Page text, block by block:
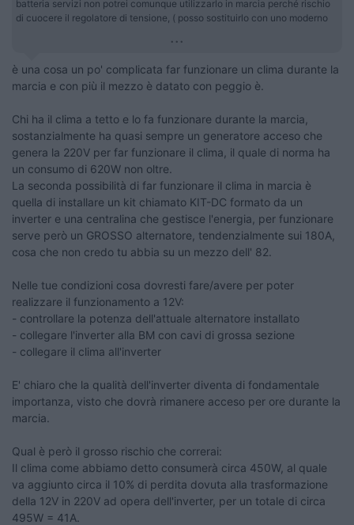
batteria servizi non potrei comunque utilizzarlo in marcia perché rischio
di cuocere il regolatore di tensione, ( posso sostituirlo con uno moderno
...
è una cosa un po' complicata far funzionare un clima durante la
marcia e con più il mezzo è datato con peggio è.
Chi ha il clima a tetto e lo fa funzionare durante la marcia,
sostanzialmente ha quasi sempre un generatore acceso che
genera la 220V per far funzionare il clima, il quale di norma ha
un consumo di 620W non oltre.
La seconda possibilità di far funzionare il clima in marcia è
quella di installare un kit chiamato KIT-DC formato da un
inverter e una centralina che gestisce l'energia, per funzionare
serve però un GROSSO alternatore, tendenzialmente sui 180A,
cosa che non credo tu abbia su un mezzo dell' 82.
Nelle tue condizioni cosa dovresti fare/avere per poter
realizzare il funzionamento a 12V:
- controllare la potenza dell'attuale alternatore installato
- collegare l'inverter alla BM con cavi di grossa sezione
- collegare il clima all'inverter
E' chiaro che la qualità dell'inverter diventa di fondamentale
importanza, visto che dovrà rimanere acceso per ore durante la
marcia.
Qual è però il grosso rischio che correrai:
Il clima come abbiamo detto consumerà circa 450W, al quale
va aggiunto circa il 10% di perdita dovuta alla trasformazione
della 12V in 220V ad opera dell'inverter, per un totale di circa
495W = 41A.